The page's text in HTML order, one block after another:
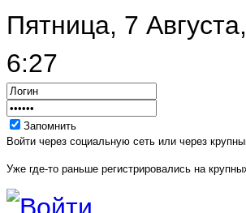
Пятница, 7
6:27
Запомнить
Войти через социальную сеть или через
Уже где-то раньше регистрировались на